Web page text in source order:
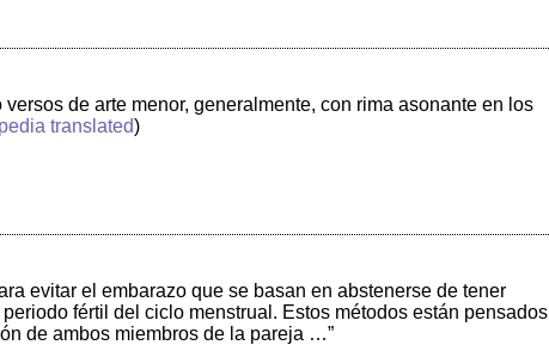
de arte menor, generalmente, con rima asonante en los
translated)
evitar el embarazo que se basan en abstenerse de tener
fértil del ciclo menstrual. Estos métodos están pensados
de ambos miembros de la pareja …”